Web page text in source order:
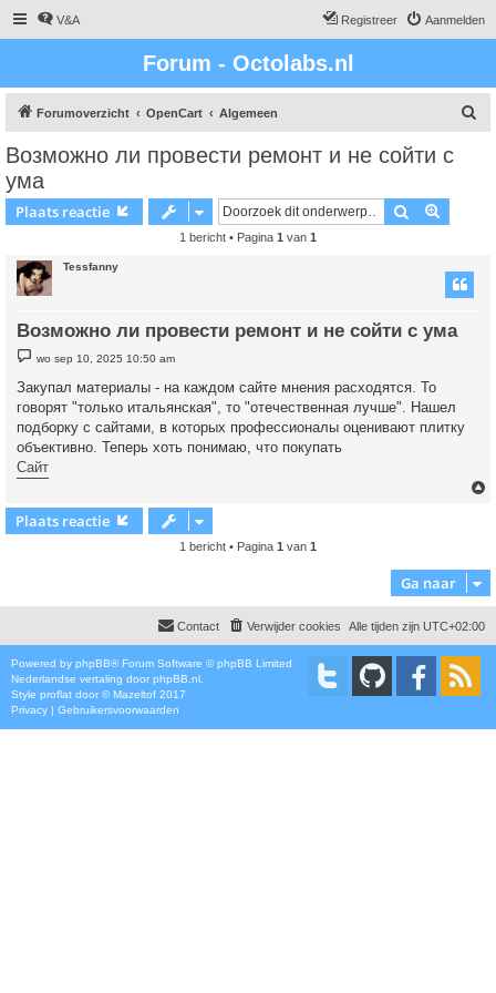
V&A Aanmelden
Registreer
Forum - Octolabs.nl
Forumoverzicht OpenCart Algemeen
Возможно ли провести ремонт и не сойти с
ума
Plaats reactie Zoek
1 bericht • Pagina 1 van 1
Tessfanny
Возможно ли провести ремонт и не сойти с ума
e
i
c
t
wo sep 10, 2025 10:50 am
Закупал материалы - на каждом сайте мнения расходятся. То
говорят "только итальянская", то "отечественная лучше". Нашел
подборку с сайтами, в которых профессионалы оценивают плитку
объективно. Теперь хоть понимаю, что покупать
Сайт
Plaats reactie
1 bericht • Pagina 1 van 1
Ga naar
Alle tijden zijn UTC+02:00
Verwijder cookies
Contact
Powered by phpBB® Forum Software © phpBB Limited
Nederlandse vertaling door phpBB.nl
Style proflat door ©Mazeltof 2017
Privacy | Gebruikersvoorwaarden